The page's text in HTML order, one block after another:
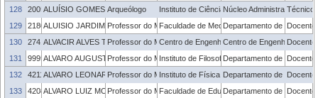
128
2005394ALUÍSIO GOMES ALVES
Arqueólogo Instituto de Ciências HumanasNúcleo Administrativo - ICH
Técnico
129
2180765ALUISIO JARDIM DORNELLAS DE BARROS
Professor do Magistério Superior
Faculdade de MedicinaDepartamento de Medicina
Docente
130
274196ALVACIR ALVES TAVARESProfessor do Magistério Superior
Centro de EngenhariasCentro de Engenharias
Docente
131
999507ALVARO AUGUSTO DE BORBA BARRETO
Professor do Magistério Superior
Instituto de Filosofia, Sociologia e Política
Departamento de
Docente
132
421167ALVARO LEONARDI AYALA FILHOProfessor do Magistério Superior
Instituto de Física e Matemática
Departamento de Física
Docente
133
420885ALVARO LUIZ MOREIRA HYPOLITO
Professor do Magistério Superior
Faculdade de EducaçãoDepartamento de Ensino
Docente